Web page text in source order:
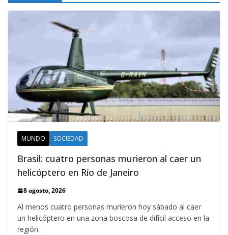
MUNDO SOCIEDAD
Brasil: cuatro personas murieron al caer un
helicóptero en Río de Janeiro
8 agosto, 2026
Al menos cuatro personas murieron hoy sábado al caer
un helicóptero en una zona boscosa de difícil acceso en la
región